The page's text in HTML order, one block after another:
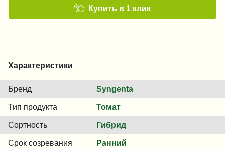
Купить в 1 клик
Характеристики
Бренд Syngenta
Тип продукта Томат
Сортность Гибрид
Срок созревания Ранний